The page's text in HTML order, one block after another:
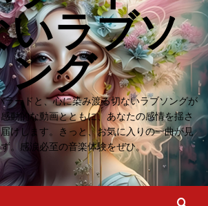
いラブソ
ング
ラードと、心に染み渡る切ないラブソングが
動的な動画とともに、あなたの感情を揺さ
けします。きっと、お気に入りの一曲が見
。感涙必至の音楽体験をぜひ。